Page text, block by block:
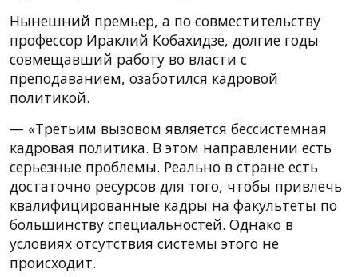
Нынешний премьер, а по совместительству
профессор Ираклий Кобахидзе, долгие годы
совмещавший работу во власти с
преподаванием, озаботился кадровой
политикой.
— «Третьим вызовом является бессистемная
кадровая политика. В этом направлении есть
серьезные проблемы. Реально в стране есть
достаточно ресурсов для того, чтобы привлечь
квалифицированные кадры на факультеты по
большинству специальностей. Однако в
условиях отсутствия системы этого не
происходит.